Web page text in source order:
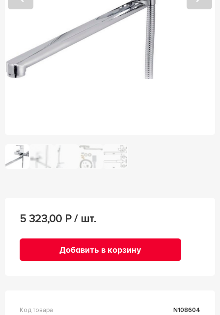
5 323,00 Р / шт.
Добавить в корзину
Код товара
n108604